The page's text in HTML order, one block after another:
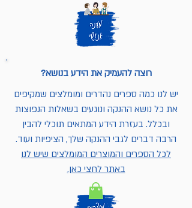
רוצה להעמיק את הידע בנושא?
יש לנו כמה ספרים נהדרים ומומלצים שמקיפים
את כל נושא ההנקה ונוגעים בשאלות הנפוצות
ובכלל. בעזרת הידע המתאים תוכלי להבין
הרבה דברים לגבי ההנקה שלך, הציפיות ועוד.
לכל הספרים והמוצרים המומלצים שיש לנו
באתר לחצי כאן.